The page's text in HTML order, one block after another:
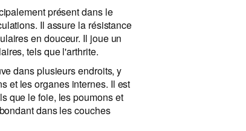
présent dans le
Il assure la résistance
en douceur. Il joue un
tels que l'arthrite.
dans plusieurs endroits, y
et les organes internes. Il est
que le foie, les poumons et
dans les couches